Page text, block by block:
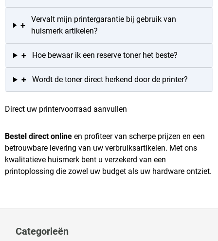
+
Vervalt mijn printergarantie bij gebruik van
huismerk artikelen?
+ Hoe bewaar ik een reserve toner het beste?
+ Wordt de toner direct herkend door de printer?
Direct uw printervoorraad aanvullen
Bestel direct online en profiteer van scherpe prijzen en een
betrouwbare levering van uw verbruiksartikelen. Met ons
kwalitatieve huismerk bent u verzekerd van een
printoplossing die zowel uw budget als uw hardware ontziet.
Categorieën